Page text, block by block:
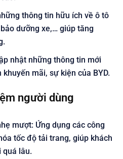
thông tin hữu ích về ô tô
dưỡng xe,… giúp tăng
nhật những thông tin mới
mãi, sự kiện của BYD.
người dùng
mượt: Ứng dụng các công
tốc độ tải trang, giúp khách
quá lâu.